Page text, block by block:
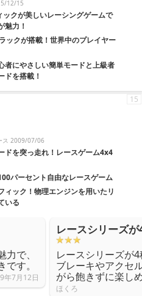
12/15
ックが美しいレーシングゲームで
魅力！
ックが搭載！世界中のプレイヤー
者にやさしい簡単モードと上級者
ドを搭載！
ス 2009/07/06
ドを突っ走れ！レースゲーム4x4
パーセント自由なレースゲーム
ィック！物理エンジンを用いたリ
いる
15
で、
す。
年7月12日
レースシリーズ
レースシリーズが
ブレーキやアクセ
がら飽きずに楽し
ほくろ